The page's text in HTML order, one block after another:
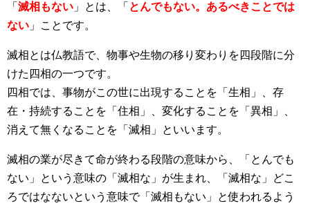
「 滅相もない 」とは、「 とんでもない。あるべきことでは
ない 」ことです。
滅相とは仏教語で、物事や生物の移り変わりを四段階に分
けた四相の一つです。
四相では、事物がこの世に出現することを「生相」、存
在・持続することを「住相」、変化することを「異相」、
消えて無くなることを「滅相」といいます。
滅相の業が尽きて命が終わる段階の意味から、「とんでも
ない」という意味の「滅相な」が生まれ、「滅相な」どこ
ろではなないという意味で「滅相もない」と使われるよう